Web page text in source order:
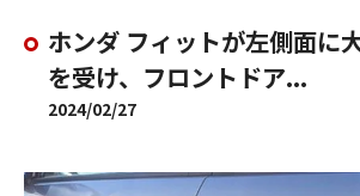
ホンダ フィットが左側面に
を受け、フロントドア...
2024/02/27